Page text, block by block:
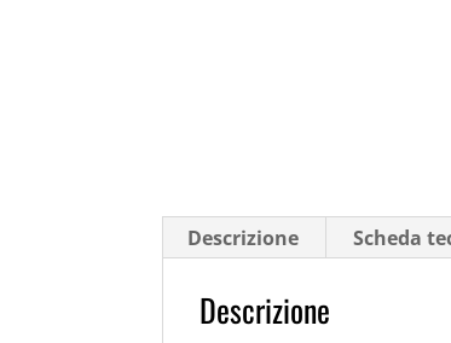
Descrizione Scheda
Descrizione